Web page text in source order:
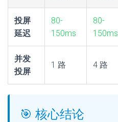
投屏
延迟
80-
150ms
80-
150ms
并发
投屏
1 路 4 路
🎯 核心结论